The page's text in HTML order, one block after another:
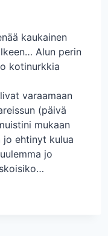
kaukainen
Alun perin
kotinurkkia
varaamaan
(päivä
mukaan
jo ehtinyt kulua
jo